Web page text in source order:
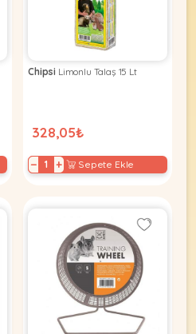
Chipsi Limonlu Talaş 15 Lt
328,05₺
− + Sepete Ekle